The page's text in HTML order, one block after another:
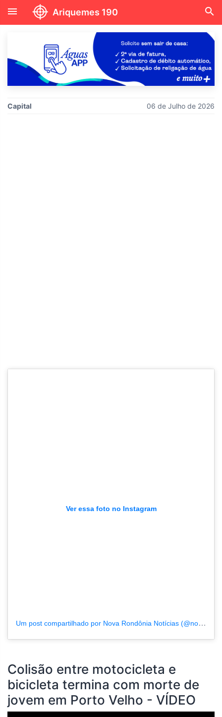
menu Ariquemes 190 search
Capital 06 de Julho de 2026
Ver essa foto no Instagram
Um post compartilhado por Nova Rondônia Notícias (@novarondonia)
Colisão entre motocicleta e
bicicleta termina com morte de
jovem em Porto Velho - VÍDEO